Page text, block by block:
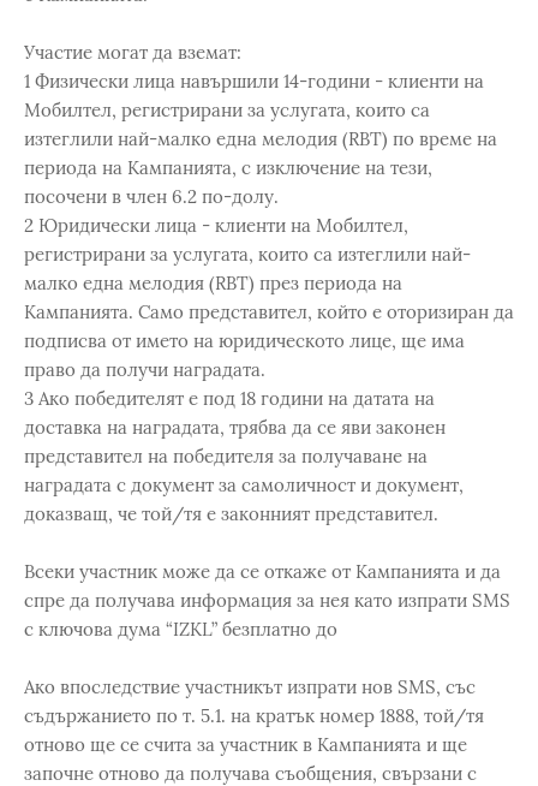
Участие могат да вземат:
1 Физически лица навършили 14-години - клиенти на
Мобилтел, регистрирани за услугата, които са
изтеглили най-малко една мелодия (RBT) по време на
периода на Кампанията, с изключение на тези,
посочени в член 6.2 по-долу.
2 Юридически лица - клиенти на Мобилтел,
регистрирани за услугата, които са изтеглили най-
малко една мелодия (RBT) през периода на
Кампанията. Само представител, който е оторизиран да
подписва от името на юридическото лице, ще има
право да получи наградата.
3 Ако победителят е под 18 години на датата на
доставка на наградата, трябва да се яви законен
представител на победителя за получаване на
наградата с документ за самоличност и документ,
доказващ, че той/тя е законният представител.
Всеки участник може да се откаже от Кампанията и да
спре да получава информация за нея като изпрати SMS
с ключова дума “IZKL” безплатно до
Ако впоследствие участникът изпрати нов SMS, със
съдържанието по т. 5.1. на кратък номер 1888, той/тя
отново ще се счита за участник в Кампанията и ще
започне отново да получава съобщения, свързани с